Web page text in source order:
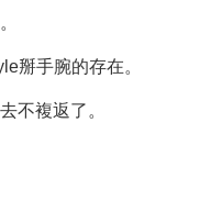
掰手腕的存在。
不複返了。